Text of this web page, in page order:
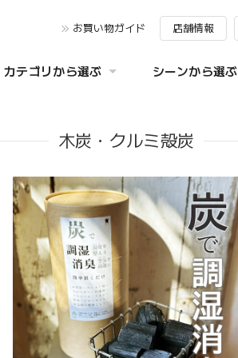
お買い物ガイド 店舗情報
カテゴリから選ぶ シーンから選ぶ
木炭・クルミ殻炭